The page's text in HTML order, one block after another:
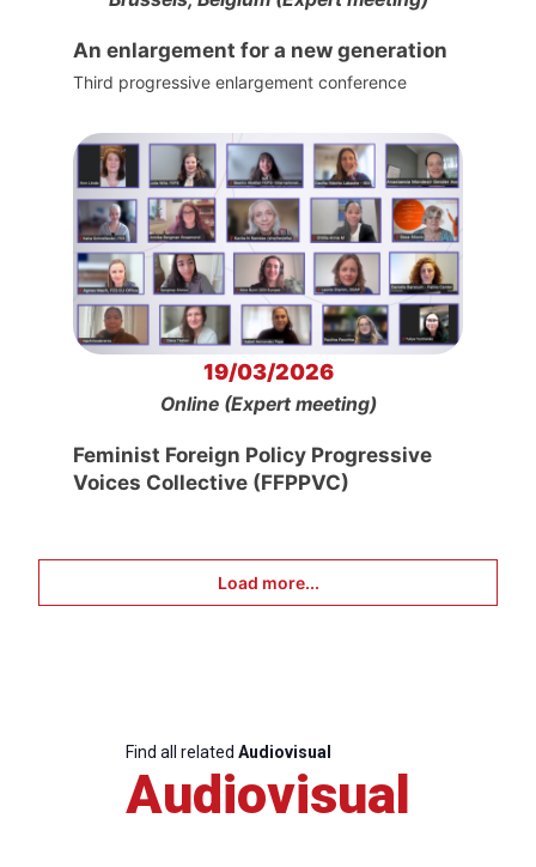
An enlargement for a new generation
Third progressive enlargement conference
19/03/2026
Online (Expert meeting)
Feminist Foreign Policy Progressive
Voices Collective (FFPPVC)
Load more...
Find all related Audiovisual
Audiovisual